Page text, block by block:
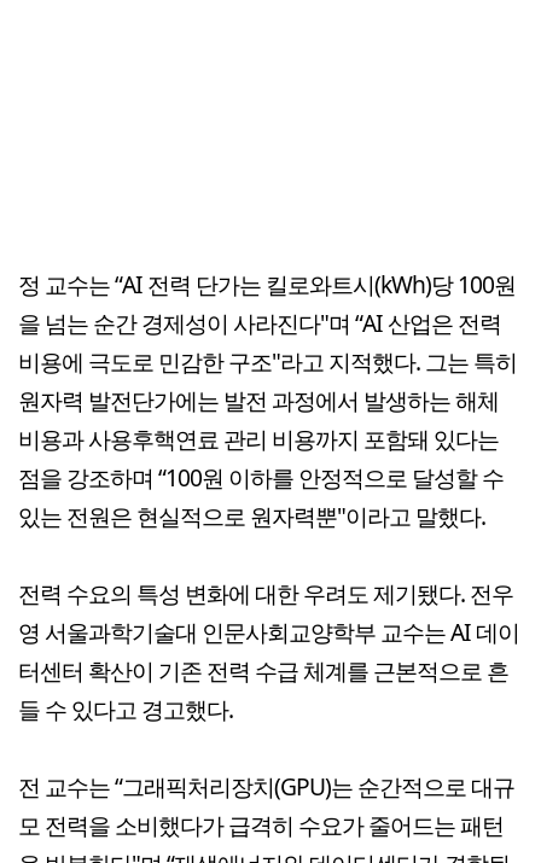
정 교수는 “AI 전력 단가는 킬로와트시(kWh)당 100원
을 넘는 순간 경제성이 사라진다"며 “AI 산업은 전력
비용에 극도로 민감한 구조"라고 지적했다. 그는 특히
원자력 발전단가에는 발전 과정에서 발생하는 해체
비용과 사용후핵연료 관리 비용까지 포함돼 있다는
점을 강조하며 “100원 이하를 안정적으로 달성할 수
있는 전원은 현실적으로 원자력뿐"이라고 말했다.
전력 수요의 특성 변화에 대한 우려도 제기됐다. 전우
영 서울과학기술대 인문사회교양학부 교수는 AI 데이
터센터 확산이 기존 전력 수급 체계를 근본적으로 흔
들 수 있다고 경고했다.
전 교수는 “그래픽처리장치(GPU)는 순간적으로 대규
모 전력을 소비했다가 급격히 수요가 줄어드는 패턴